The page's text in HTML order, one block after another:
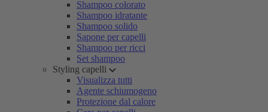
Shampoo colorato
Shampoo idratante
Shampoo solido
Sapone per capelli
Shampoo per ricci
Set shampoo
Styling capelli
Visualizza tutti
Agente schiumogeno
Protezione dal calore